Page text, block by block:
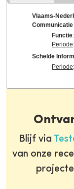
Vlaams-
Communicatie
Functie
Periode
Schelde
Periode
Blijf via
van onze